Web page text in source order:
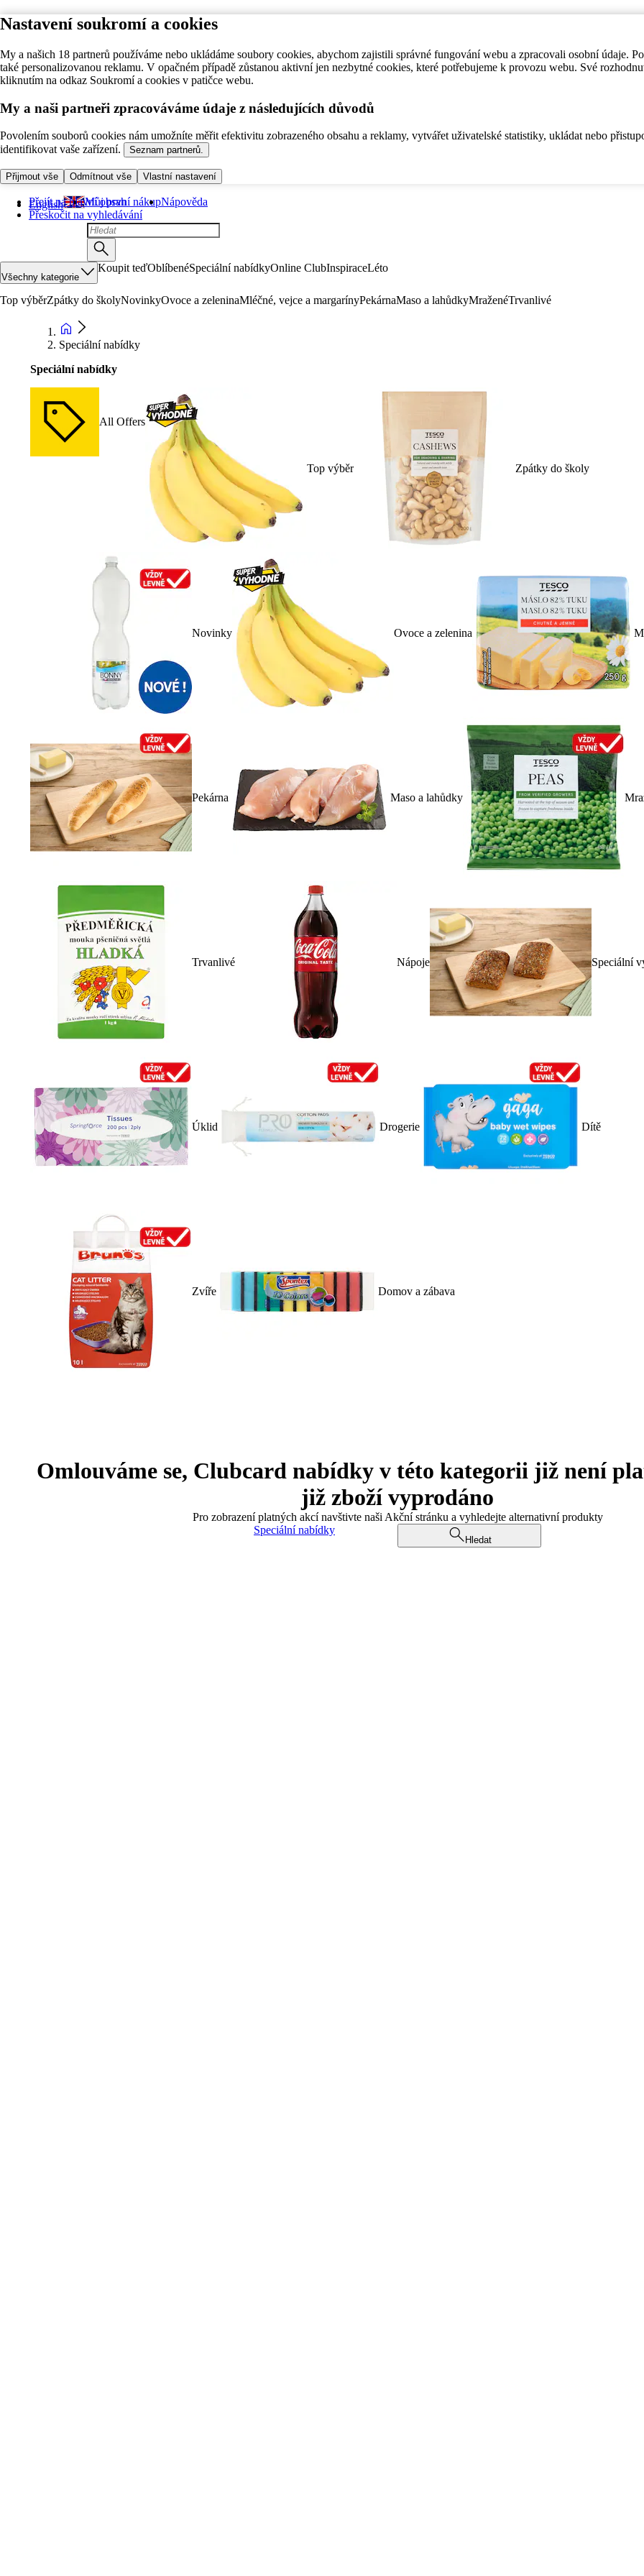
Nastavení soukromí a cookies
My a našich 18 partnerů používáme nebo ukládáme soubory cookies, abychom zajistili správné fungování webu a zpracovali osobní údaje.
také personalizovanou reklamu. V opačném případě zůstanou aktivní jen nezbytné cookies, které potřebujeme k provozu webu. Své
kliknutím na odkaz Soukromí a cookies v patičce webu.
My a naši partneři zpracováváme údaje z následujících důvodů
Povolením souborů cookies nám umožníte měřit efektivitu zobrazeného obsahu a reklamy, vytvářet uživatelské statistiky, ukládat nebo
identifikovat vaše zařízení.
Seznam partnerů.
Přijmout vše Odmítnout vše Vlastní nastavení
Přejít na hlavní obsah
Přeskočit na vyhledávání
English Můj první nákupNápověda
Všechny kategorie
Koupit teďOblíbenéSpeciální nabídkyOnline ClubInspiraceLéto
Top výběrZpátky do školyNovinkyOvoce a zeleninaMléčné, vejce a margarínyPekárnaMaso a lahůdkyMraženéTrvanlivé
Speciální nabídky
Speciální nabídky
All Offers
Top výběr Zpátky do školy
Novinky Ovoce a zelenina
Pekárna Maso a lahůdky
Trvanlivé Nápoje Speciální
Úklid Drogerie Dítě
Zvíře Domov a zábava
Omlouváme se, Clubcard nabídky v této kategorii již není
již zboží vyprodáno
Pro zobrazení platných akcí navštivte naši Akční stránku a vyhledejte alternativní produkty
Speciální nabídky
Hledat